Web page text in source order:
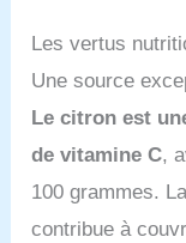
Les vertus
Une source
Le citron est
de vitamine C,
100 grammes.
contribue à